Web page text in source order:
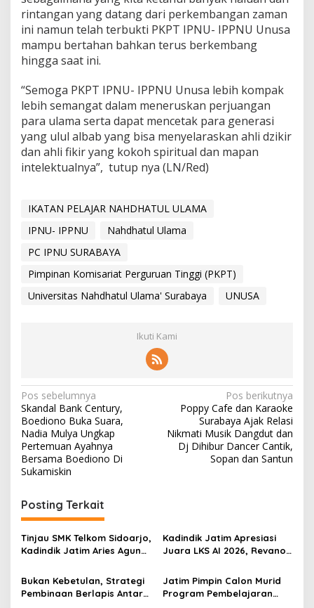
rintangan yang datang dari perkembangan zaman
ini namun telah terbukti PKPT IPNU- IPPNU Unusa
mampu bertahan bahkan terus berkembang
hingga saat ini.
“Semoga PKPT IPNU- IPPNU Unusa lebih kompak
lebih semangat dalam meneruskan perjuangan
para ulama serta dapat mencetak para generasi
yang ulul albab yang bisa menyelaraskan ahli dzikir
dan ahli fikir yang kokoh spiritual dan mapan
intelektualnya”, tutup nya (LN/Red)
IKATAN PELAJAR NAHDHATUL ULAMA
IPNU- IPPNU
Nahdhatul Ulama
PC IPNU SURABAYA
Pimpinan Komisariat Perguruan Tinggi (PKPT)
Universitas Nahdhatul Ulama' Surabaya
UNUSA
Ikuti Kami
N
a
v
i
g
a
s
i
p
o
s
Pos sebelumnya
Skandal Bank Century,
Boediono Buka Suara,
Nadia Mulya Ungkap
Pertemuan Ayahnya
Bersama Boediono Di
Sukamiskin
Pos berikutnya
Poppy Cafe dan Karaoke
Surabaya Ajak Relasi
Nikmati Musik Dangdut dan
Dj Dihibur Dancer Cantik,
Sopan dan Santun
Posting Terkait
Tinjau SMK Telkom Sidoarjo,
Kadindik Jatim Aries Agung
Representatif Tingkatkan
Kualitas Pembelajaran
Kadindik Jatim Apresiasi
Juara LKS AI 2026, Revano
dari Gubernur Khofifah
Bukan Kebetulan, Strategi
Pembinaan Berlapis Antar
Jatim Pimpin Calon Murid
Program Pembelajaran